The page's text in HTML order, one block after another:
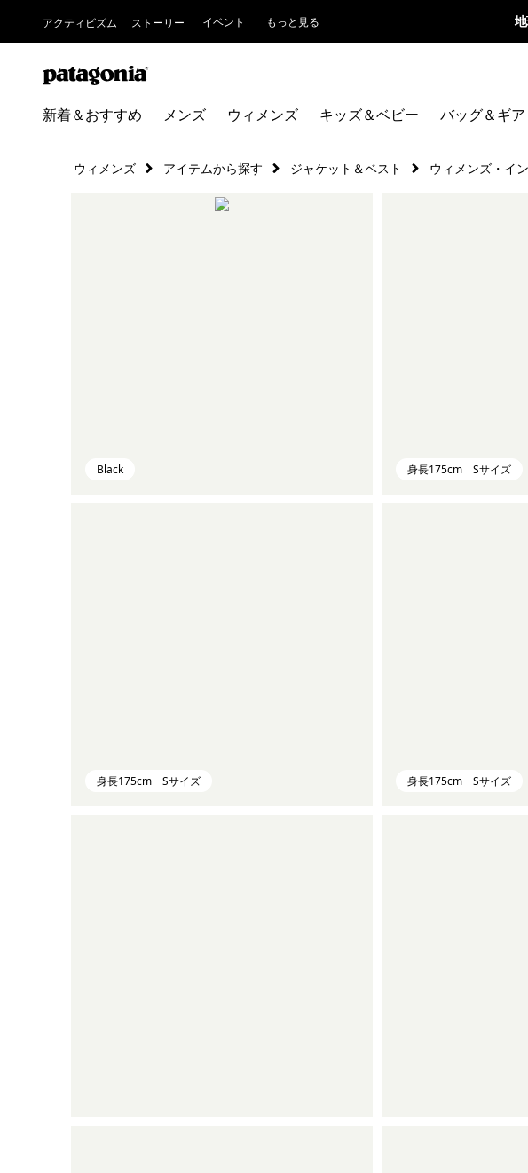
アクティビズム ストーリー イベント もっと見る
新着＆おすすめ メンズ ウィメンズ キッズ＆ベビー バッグ＆ギア
ウィメンズ アイテムから探す ジャケット＆ベスト ウィメンズ・イ
Black 身長175cm Sサイズ
身長175cm Sサイズ 身長175cm Sサイズ